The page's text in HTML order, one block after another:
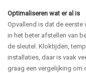
Optimaliseren wat er al is
Opvallend is dat de eerste
in het beter afstellen van
de sleutel. Kloktijden,
installaties, daar is vaak
graag een vergelijking om